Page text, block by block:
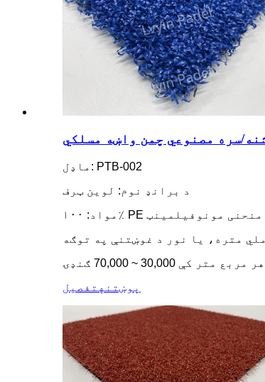
سره مصنوعي چمن واښه مسلکي
ماډل: PTB-002
د برانډ نوم: لوین ټرف
مواد: ۱۰۰٪ PE منحنی مونوفیلمینټ
کې 30,000 ~ 70,000 ګنډۍ
پوښتنه تفصیل